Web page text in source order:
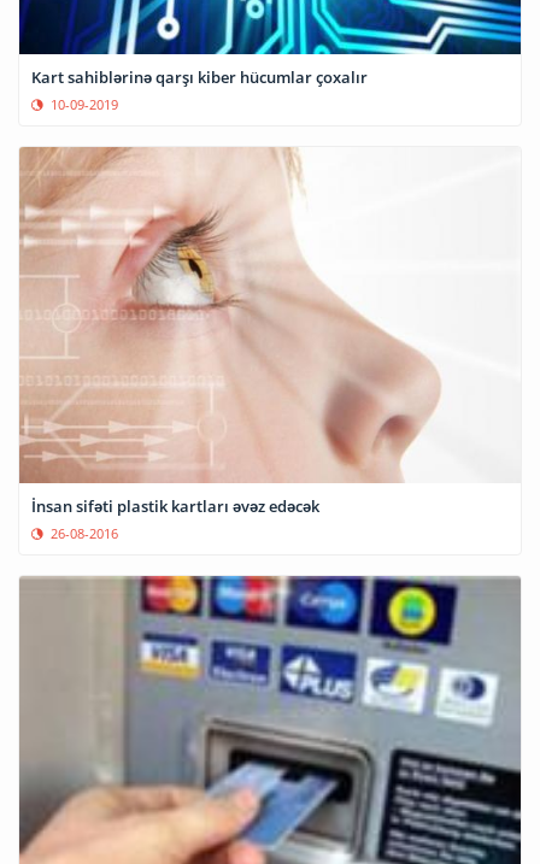
Kart sahiblərinə qarşı kiber hücumlar çoxalır
10-09-2019
İnsan sifəti plastik kartları əvəz edəcək
26-08-2016